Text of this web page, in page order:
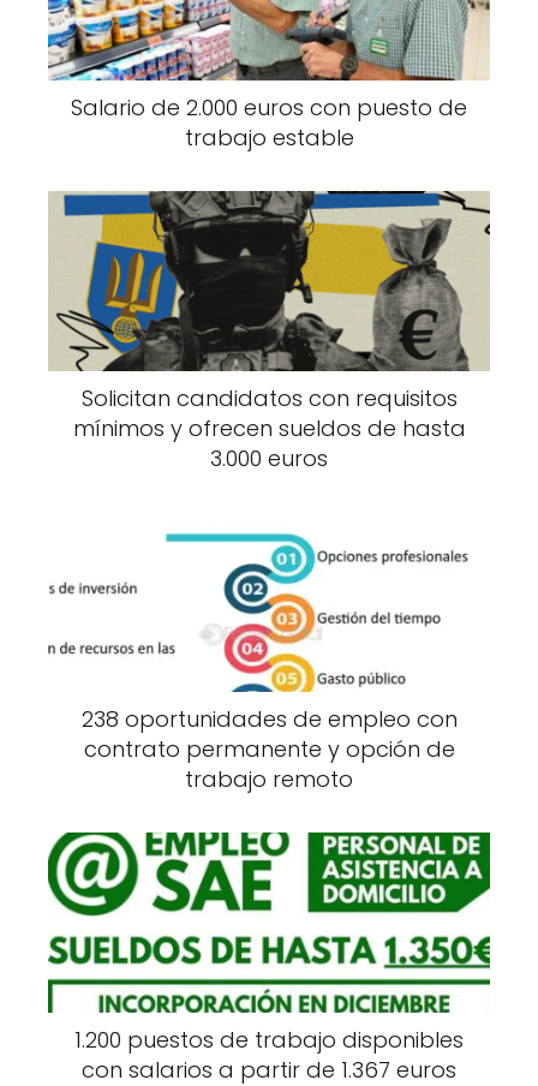
Salario de 2.000 euros con puesto de
trabajo estable
Solicitan candidatos con requisitos
mínimos y ofrecen sueldos de hasta
3.000 euros
238 oportunidades de empleo con
contrato permanente y opción de
trabajo remoto
1.200 puestos de trabajo disponibles
con salarios a partir de 1.367 euros